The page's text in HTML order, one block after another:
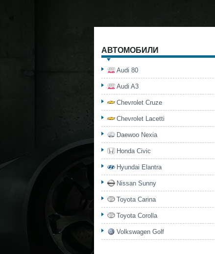
АВТОМОБИЛИ
Audi 80
Audi A3
Chevrolet Cruze
Chevrolet Lacetti
Daewoo Nexia
Honda Civic
Hyundai Elantra
Nissan Sunny
Toyota Carina
Toyota Corolla
Volkswagen Golf